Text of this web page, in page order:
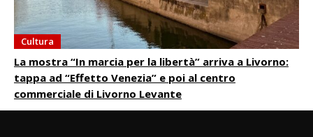
Cultura
La mostra “In marcia per la libertà” arriva a Livorno:
tappa ad “Effetto Venezia” e poi al centro
commerciale di Livorno Levante